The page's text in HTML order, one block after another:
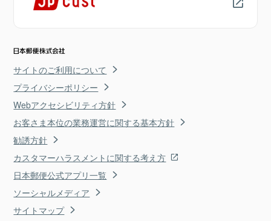
サイトのご利用について
プライバシーポリシー
Webアクセシビリティ方針
お客さま本位の業務運営に関する基本方針
勧誘方針
カスタマーハラスメントに関する考え方
日本郵便公式アプリ一覧
ソーシャルメディア
サイトマップ